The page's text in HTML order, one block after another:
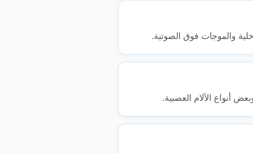
والموجات فوق الصوتية.
أنواع الآلام العصبية.